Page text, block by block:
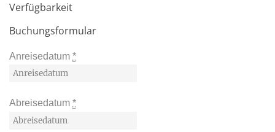
Verfügbarkeit
Buchungsformular
Anreisedatum *
Abreisedatum *